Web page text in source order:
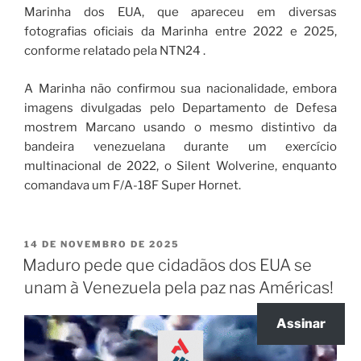
Marinha dos EUA, que apareceu em diversas
fotografias oficiais da Marinha entre 2022 e 2025,
conforme relatado pela NTN24 .
A Marinha não confirmou sua nacionalidade, embora
imagens divulgadas pelo Departamento de Defesa
mostrem Marcano usando o mesmo distintivo da
bandeira venezuelana durante um exercício
multinacional de 2022, o Silent Wolverine, enquanto
comandava um F/A-18F Super Hornet.
14 DE NOVEMBRO DE 2025
Maduro pede que cidadãos dos EUA se
unam à Venezuela pela paz nas Américas!
Assinar